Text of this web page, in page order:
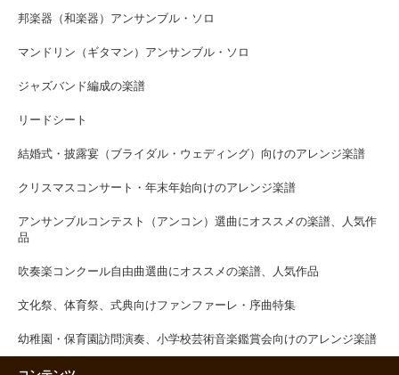
邦楽器（和楽器）アンサンブル・ソロ
マンドリン（ギタマン）アンサンブル・ソロ
ジャズバンド編成の楽譜
リードシート
結婚式・披露宴（ブライダル・ウェディング）向けのアレンジ楽譜
クリスマスコンサート・年末年始向けのアレンジ楽譜
アンサンブルコンテスト（アンコン）選曲にオススメの楽譜、人気作
品
吹奏楽コンクール自由曲選曲にオススメの楽譜、人気作品
文化祭、体育祭、式典向けファンファーレ・序曲特集
幼稚園・保育園訪問演奏、小学校芸術音楽鑑賞会向けのアレンジ楽譜